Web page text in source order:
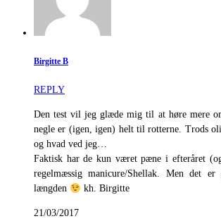
Birgitte B
REPLY
Den test vil jeg glæde mig til at høre mere
negle er (igen, igen) helt til rotterne. Trods
og hvad ved jeg…
Faktisk har de kun været pæne i efteråret
regelmæssig manicure/Shellak. Men det
længden
kh. Birgitte
21/03/2017